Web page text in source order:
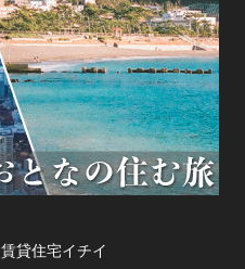
賃貸住宅イチイ